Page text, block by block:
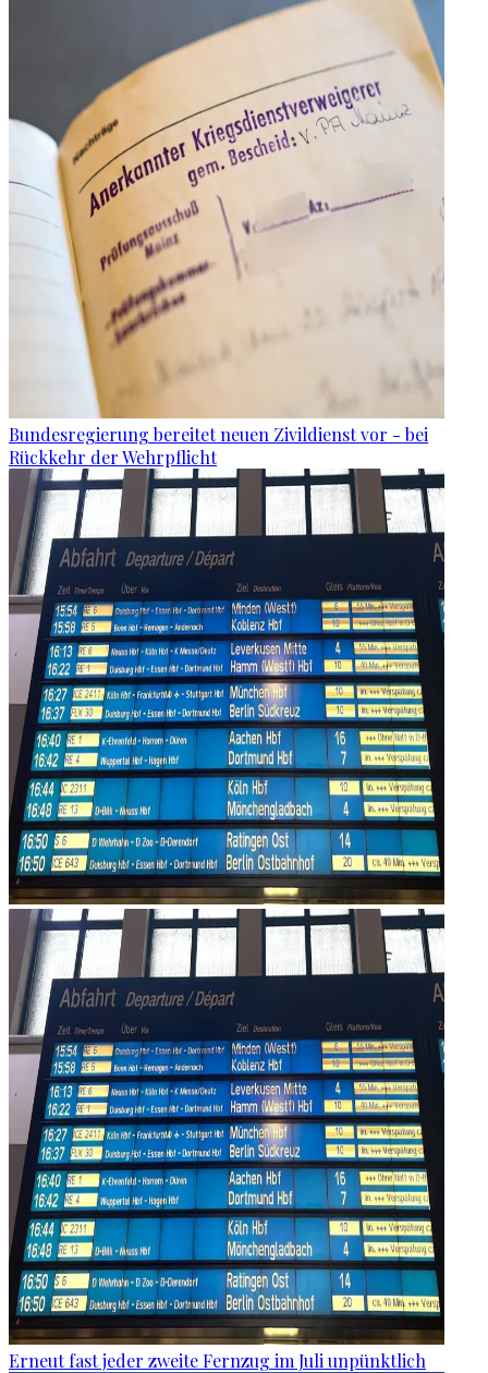
Bundesregierung bereitet neuen Zivildienst vor - bei
Rückkehr der Wehrpflicht
Erneut fast jeder zweite Fernzug im Juli unpünktlich